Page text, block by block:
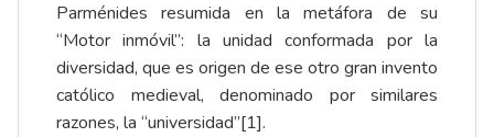
Parménides resumida en la metáfora de su
“Motor inmóvil”: la unidad conformada por la
diversidad, que es origen de ese otro gran invento
católico medieval, denominado por similares
razones, la “universidad”[1].